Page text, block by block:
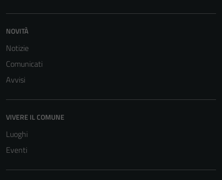
NOVITÀ
Notizie
Comunicati
Avvisi
VIVERE IL COMUNE
Luoghi
Eventi